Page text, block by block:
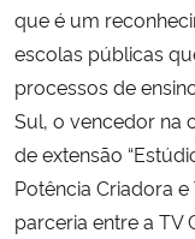
Ministério do Meio Ambiente
Ministério do Turismo
Ministério do
que é um
escolas públicas
processos de
Sul, o vencedor na
de extensão
Potência Criadora
parceria entre a TV